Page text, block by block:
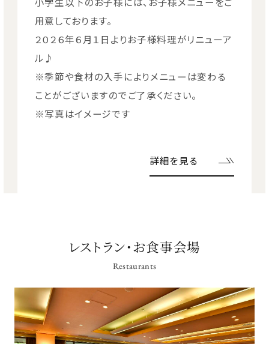
用意しております。
２０２６年６月１日よりお子様料理がリニューア
ル♪
※季節や食材の入手によりメニューは変わる
ことがございますのでご了承ください。
※写真はイメージです
詳細を見る
レストラン・お食事会場
Restaurants